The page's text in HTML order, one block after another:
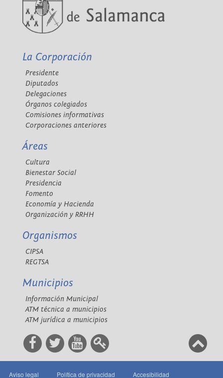
La Corporación
Presidente
Diputados
Delegaciones
Órganos colegiados
Comisiones informativas
Corporaciones anteriores
Áreas
Cultura
Bienestar Social
Presidencia
Fomento
Economía y Hacienda
Organización y RRHH
Organismos
CIPSA
REGTSA
Municipios
Información Municipal
ATM técnica a municipios
ATM jurídica a municipios
Aviso legal Política de privacidad Accesibilidad